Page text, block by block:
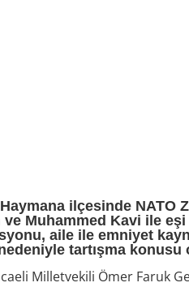
Haymana ilçesinde NATO
Muhammed Kavi ile eşi
aile ile emniyet
tartışma konusu
Milletvekili Ömer Faruk